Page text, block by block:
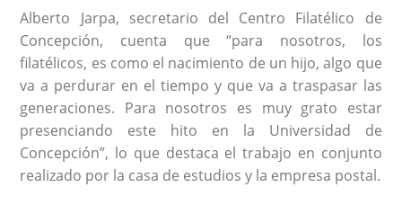
Alberto Jarpa, secretario del Centro Filatélico de
Concepción, cuenta que “para nosotros, los
filatélicos, es como el nacimiento de un hijo, algo que
va a perdurar en el tiempo y que va a traspasar las
generaciones. Para nosotros es muy grato estar
presenciando este hito en la Universidad de
Concepción”, lo que destaca el trabajo en conjunto
realizado por la casa de estudios y la empresa postal.